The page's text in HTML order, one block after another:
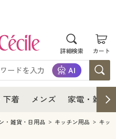
詳細検索 カート
下着 メンズ 家電・雑貨
・雑貨・日用品 キッチン用品 キッ